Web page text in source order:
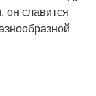
славится